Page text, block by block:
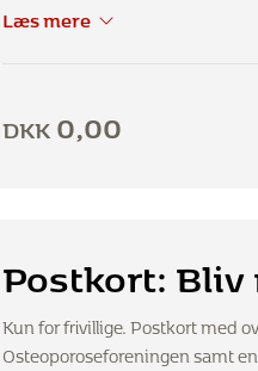
Læs mere
DKK0,00
Postkort:
Kun for frivillige. Postkort med
Osteoporoseforeningen samt